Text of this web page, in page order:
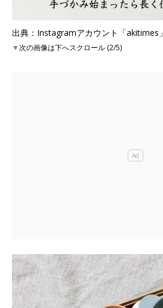
出典：Instagramアカウント「akitimes」
▼次の画像は下へスクロール (2/5)